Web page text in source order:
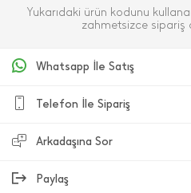
Yukarıdaki ürün kodunu
zahmetsizce sipariş
Whatsapp İle Satış
Telefon İle Sipariş
Arkadaşına Sor
Paylaş